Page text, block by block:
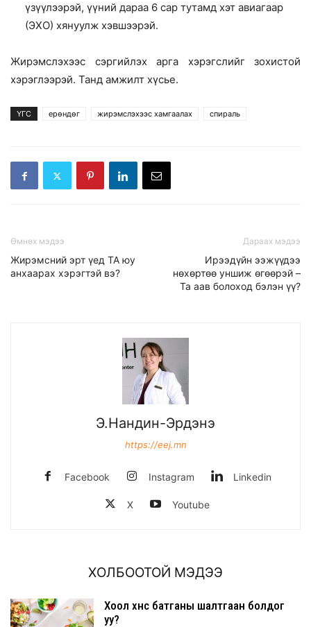
үзүүлээрэй, үүний дараа 6 сар тутамд хэт авиагаар
(ЭХО) хянуулж хэвшээрэй.
Жирэмслэхээс сэргийлэх арга хэрэгслийг зохистой
хэрэглээрэй. Танд амжилт хүсье.
ҮГС ерөндөг жирэмслэхээс хамгаалах спираль
Өмнөх мэдээ
Жирэмсний эрт үед ТА юу
анхаарах хэрэгтэй вэ?
Дараах мэдээ
Ирээдүйн ээжүүдээ
нөхөртөө уншиж өгөөрэй –
Та аав болоход бэлэн үү?
Э.Нандин-Эрдэнэ
https://eej.mn
Facebook Instagram Linkedin
X Youtube
ХОЛБООТОЙ МЭДЭЭ
Хоол хүнс батганы шалтгаан болдог
уу?